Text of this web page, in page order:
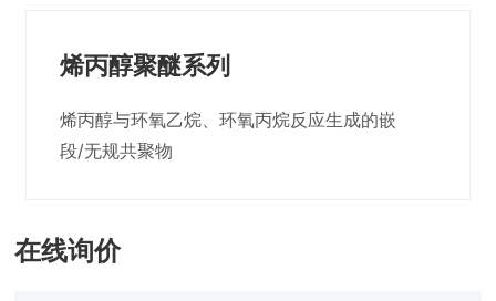
烯丙醇聚醚系列
烯丙醇与环氧乙烷、环氧丙烷反应生成的嵌
段/无规共聚物
在线询价